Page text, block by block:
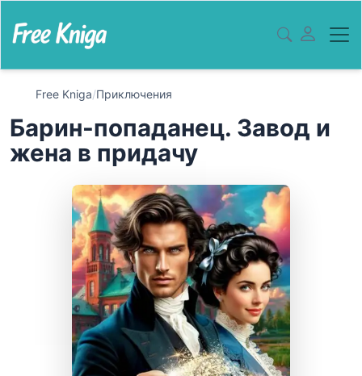
Free Kniga/Приключения
Барин-попаданец. Завод и
жена в придачу